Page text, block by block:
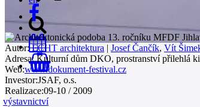
0
Autor: ECHT architektura | Josef Čančík, Vít
Adresa:Kulturní dům DKO, prostranství přilehlá
Web:www.dokument-festival.cz
Investor:JSAF, o.s.
Realizace:09-10 / 2009
výstavnictví